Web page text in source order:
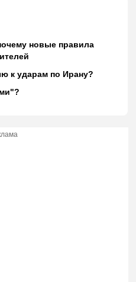
новые правила
к ударам по Ирану?